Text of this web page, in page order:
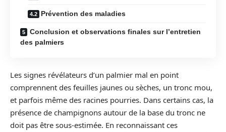
Prévention des maladies
Conclusion et observations finales sur l’entretien
des palmiers
Les signes révélateurs d’un palmier mal en point
comprennent des feuilles jaunes ou sèches, un tronc mou,
et parfois même des racines pourries. Dans certains cas, la
présence de champignons autour de la base du tronc ne
doit pas être sous-estimée. En reconnaissant ces